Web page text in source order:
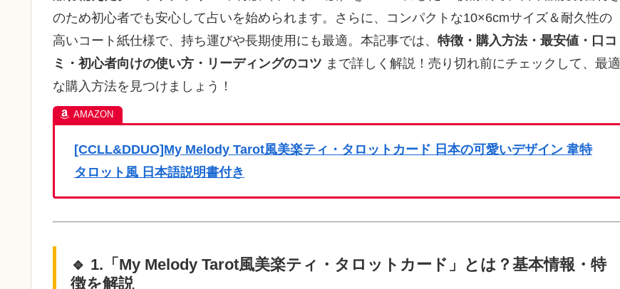
のため初心者でも安心して占いを始められます。さらに、コンパクトな10×6cmサイズ＆耐久性の
高いコート紙仕様で、持ち運びや長期使用にも最適。本記事では、 特徴・購入方法・最安値・口コ
ミ・初心者向けの使い方・リーディングのコツ まで詳しく解説！売り切れ前にチェックして、最適
な購入方法を見つけましょう！
[CCLL&DDUO]My Melody Tarot風美楽ティ・タロットカード 日本の可愛いデザイン 韋特
タロット風 日本語説明書付き
🔹 1.「My Melody Tarot風美楽ティ・タロットカード」とは？基本情報・特
徴を解説